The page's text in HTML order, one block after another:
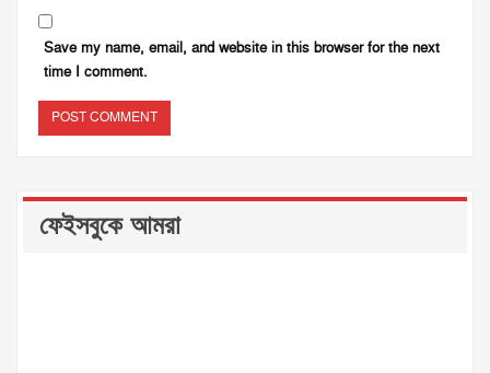
Save my name, email, and website in this browser for the next
time I comment.
ফেইসবুকে আমরা